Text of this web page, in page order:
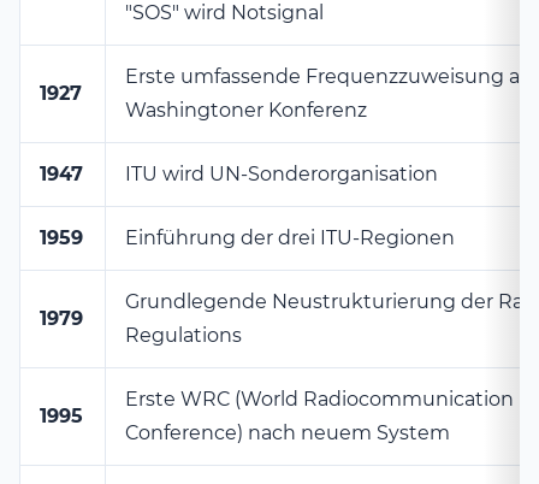
"SOS" wird Notsignal
1927
Erste umfassende Frequenzzuweisung
Washingtoner Konferenz
1947 ITU wird UN-Sonderorganisation
1959 Einführung der drei ITU-Regionen
1979
Grundlegende Neustrukturierung der
Regulations
1995
Erste WRC (World Radiocommunication
Conference) nach neuem System